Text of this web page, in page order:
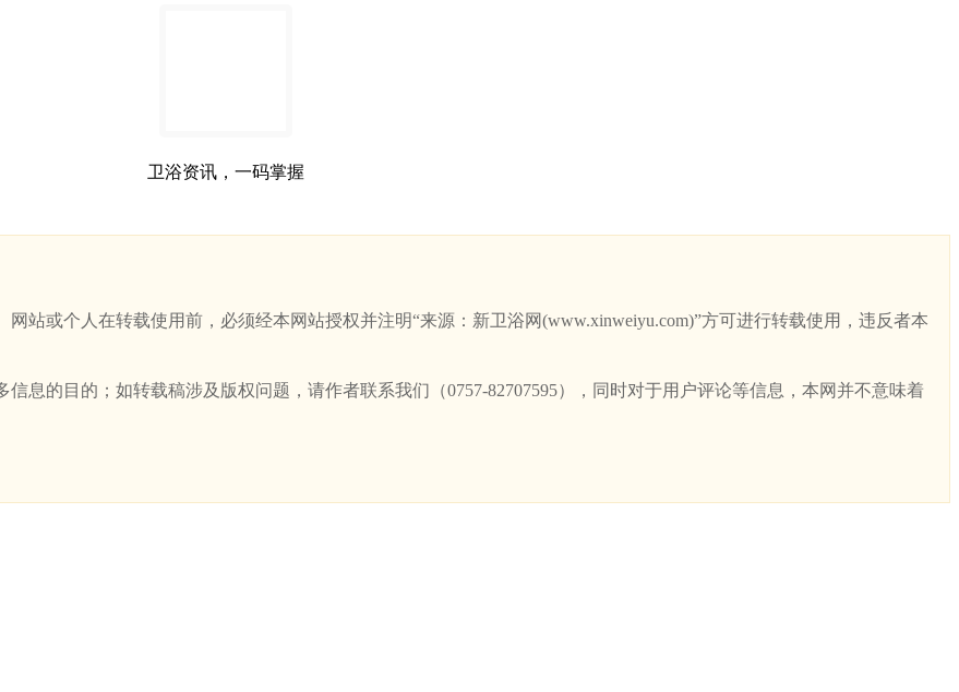
卫浴资讯，一码掌握
站或个人在转载使用前，必须经本网站授权并注明“来源：新卫浴网(www.xinweiyu.com)”方可进行转载使用，违反者本
息的目的；如转载稿涉及版权问题，请作者联系我们（0757-82707595），同时对于用户评论等信息，本网并不意味着